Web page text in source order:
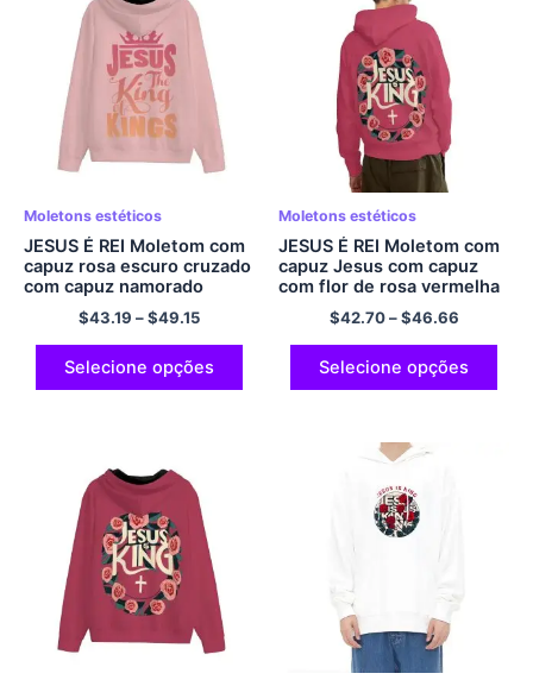
Moletons estéticos
JESUS ​​É REI Moletom com
capuz rosa escuro cruzado
com capuz namorado
moletom com capuz
streetwear conforto
poliéster com zíper
moletom formal para
homens e mulheres
$43.19 –$49.15
Selecione opções
Moletons estéticos
JESUS ​​É REI Moletom com
capuz Jesus com capuz
com flor de rosa vermelha
Moletom com capuz
estético Conforto
Moletom estético com
capuz streetwear para
homens e mulheres
$42.70–$46.66
Selecione opções